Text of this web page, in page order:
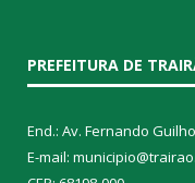
PREFEITURA DE
End.: Av. Fernando
E-mail: